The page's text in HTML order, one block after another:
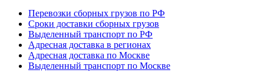
Перевозки сборных грузов по РФ
Сроки доставки сборных грузов
Выделенный транспорт по РФ
Адресная доставка в регионах
Адресная доставка по Москве
Выделенный транспорт по Москве